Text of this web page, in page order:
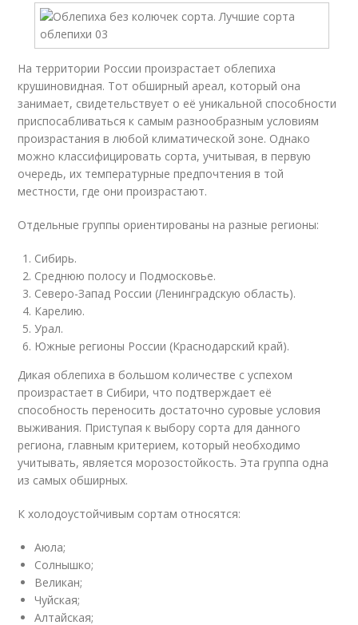
На территории России произрастает облепиха
крушиновидная. Тот обширный ареал, который она
занимает, свидетельствует о её уникальной способности
приспосабливаться к самым разнообразным условиям
произрастания в любой климатической зоне. Однако
можно классифицировать сорта, учитывая, в первую
очередь, их температурные предпочтения в той
местности, где они произрастают.
Отдельные группы ориентированы на разные регионы:
Сибирь.
Среднюю полосу и Подмосковье.
Северо-Запад России (Ленинградскую область).
Карелию.
Урал.
Южные регионы России (Краснодарский край).
Дикая облепиха в большом количестве с успехом
произрастает в Сибири, что подтверждает её
способность переносить достаточно суровые условия
выживания. Приступая к выбору сорта для данного
региона, главным критерием, который необходимо
учитывать, является морозостойкость. Эта группа одна
из самых обширных.
К холодоустойчивым сортам относятся:
Аюла;
Солнышко;
Великан;
Чуйская;
Алтайская;